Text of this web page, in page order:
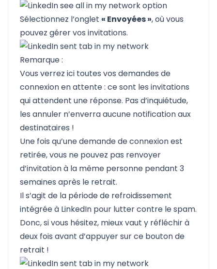
Sélectionnez l’onglet « Envoyées », où vous
pouvez gérer vos invitations.
Remarque :
Vous verrez ici toutes vos demandes de
connexion en attente : ce sont les invitations
qui attendent une réponse. Pas d’inquiétude,
les annuler n’enverra aucune notification aux
destinataires !
Une fois qu’une demande de connexion est
retirée, vous ne pouvez pas renvoyer
d’invitation à la même personne pendant 3
semaines après le retrait.
Il s’agit de la période de refroidissement
intégrée à LinkedIn pour lutter contre le spam.
Donc, si vous hésitez, mieux vaut y réfléchir à
deux fois avant d’appuyer sur ce bouton de
retrait !